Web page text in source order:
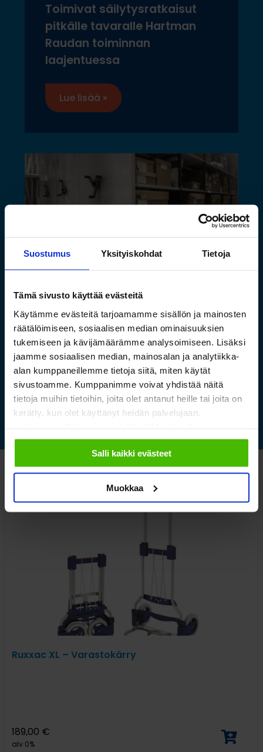
Suostumus Yksityiskohdat Tietoja
Tämä sivusto käyttää evästeitä
Käytämme evästeitä tarjoamamme sisällön ja mainosten
räätälöimiseen, sosiaalisen median ominaisuuksien
tukemiseen ja kävijämäärämme analysoimiseen. Lisäksi
jaamme sosiaalisen median, mainosalan ja analytiikka-
alan kumppaneillemme tietoja siitä, miten käytät
sivustoamme. Kumppanimme voivat yhdistää näitä
tietoja muihin tietoihin, joita olet antanut heille tai joita on
kerätty, kun olet käyttänyt heidän palvelujaan.
sallimiisi evästeisiin.
Salli kaikki evästeet
Muokkaa
Toimivat säilytysratkaisut
pitkälle tavaralle Hartman
Raudan toiminnan
laajentuessa
Lue lisää »
Saamelaismuseon ja
luontokeskuksen esineistölle
sopivat ilmastoidut ja
kestävät säilytysratkaisut
Lue lisää »
Katso myös nämä
Ruxxac XL – Varastokärry
189,00 €
alv 0%